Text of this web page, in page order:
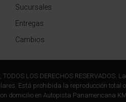
Sucursales
Entregas
Cambios
LOS DERECHOS
Está prohibida la reproducción
domicilio en Autopista Panamericana